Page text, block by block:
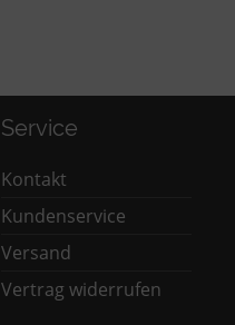
Service
Kontakt
Kundenservice
Versand
Vertrag widerrufen